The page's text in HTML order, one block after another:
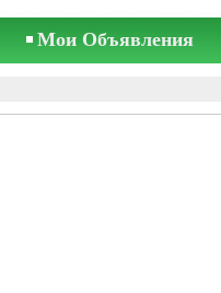
Мои Объявления